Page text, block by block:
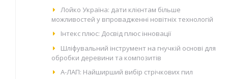
Лойко Україна: дати клієнтам більше
можливостей у впровадженні новітніх технологій
Інтекс плюс: Досвід плюс інновації
Шліфувальний інструмент на гнучкій основі для
обробки деревини та композитів
А-ЛАП: Найширший вибір стрічкових пил